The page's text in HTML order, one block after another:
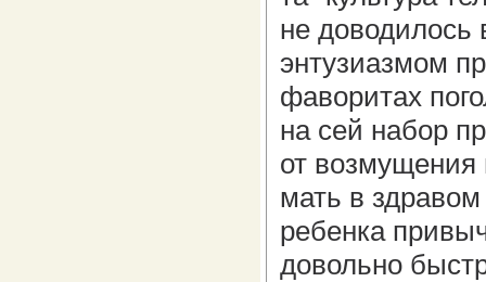
не доводилось
энтузиазмом
фаворитах
на сей набор
от возмущения
мать в
ребенка
довольно